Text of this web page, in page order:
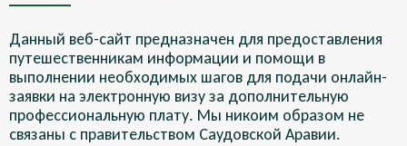
Данный веб-сайт предназначен для предоставления
путешественникам информации и помощи в
выполнении необходимых шагов для подачи онлайн-
заявки на электронную визу за дополнительную
профессиональную плату. Мы никоим образом не
связаны с правительством Саудовской Аравии.